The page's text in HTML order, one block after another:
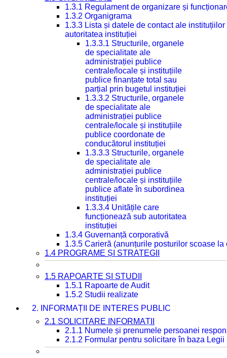
1.3.1 Regulament de organizare și
1.3.2 Organigrama
1.3.3 Lista și datele de contact ale
autoritatea instituției
1.3.3.1 Structurile, organele
de specialitate ale
administrației publice
centrale/locale și instituțiile
publice finanțate total sau
parțial prin bugetul instituției
1.3.3.2 Structurile, organele
de specialitate ale
administrației publice
centrale/locale și instituțiile
publice coordonate de
conducătorul instituției
1.3.3.3 Structurile, organele
de specialitate ale
administrației publice
centrale/locale și instituțiile
publice aflate în subordinea
instituției
1.3.3.4 Unitățile care
funcționează sub autoritatea
instituției
1.3.4 Guvernanță corporativă
1.3.5 Carieră (anunțurile posturilor scoase la
1.4 PROGRAME ȘI STRATEGII
1.5 RAPOARTE ȘI STUDII
1.5.1 Rapoarte de Audit
1.5.2 Studii realizate
2. INFORMAȚII DE INTERES PUBLIC
2.1 SOLICITARE INFORMAȚII
2.1.1 Numele și prenumele persoanei
2.1.2 Formular pentru solicitare în baza Legii